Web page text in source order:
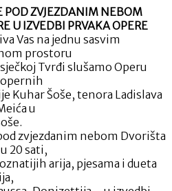
POD ZVJEZDANIM NEBOM
U IZVEDBI PRVAKA OPERE
Vas na jednu sasvim
prostoru
Tvrđi slušamo Operu
opernih
Kuhar Šoše, tenora Ladislava
u
zvjezdanim nebom Dvorišta
20 sati,
arija, pjesama i dueta